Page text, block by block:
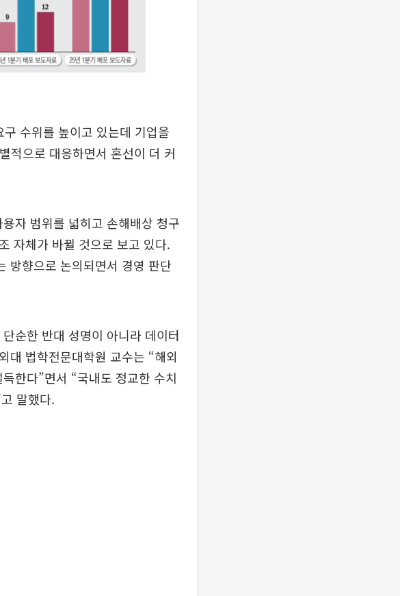
수위를 높이고 있는데 기업을
적으로 대응하면서 혼선이 더 커
자 범위를 넓히고 손해배상 청구
자체가 바뀔 것으로 보고 있다.
방향으로 논의되면서 경영 판단
순한 반대 성명이 아니라 데이터
대 법학전문대학원 교수는 “해외
한다”면서 “국내도 정교한 수치
말했다.